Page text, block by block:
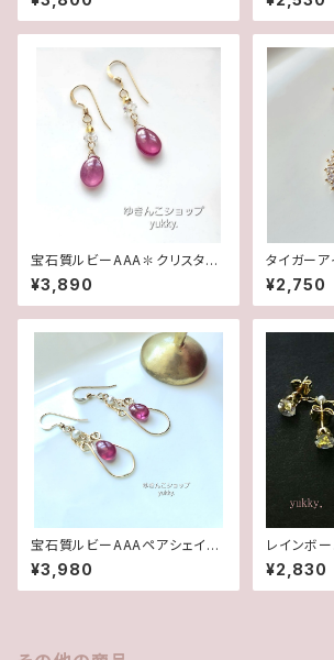
リング★
宝石質ルビーAAA✽クリスタル1
4kgfデザインピアス/イヤリング
¥3,890
タイガー
レームガ
リング
¥2,750
宝石質ルビーAAAペアシェイプ
✽淡水パール14kgfデザインピ
アス/イヤリング
¥3,980
レインボ
水2wayポ
¥2,830